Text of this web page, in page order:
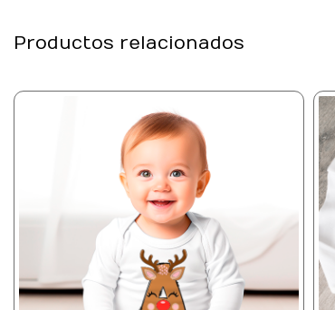
Productos relacionados